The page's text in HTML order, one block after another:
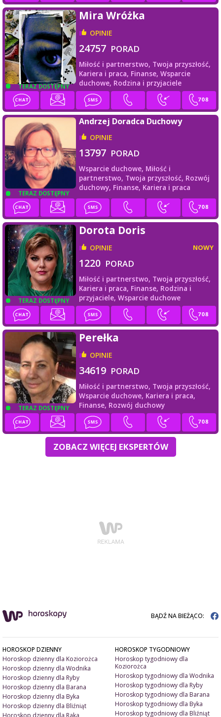
TERAZ DOSTĘPNY
Mira Wróżka
OPINIE
24757 PORAD
Miłość i partnerstwo, Twoja przyszłość,
Kariera i praca, Finanse, Wsparcie
duchowe, Rodzina i przyjaciele
TERAZ DOSTĘPNY
Andrzej Doradca Duchowy
OPINIE
13797 PORAD
Wsparcie duchowe, Miłość i
partnerstwo, Twoja przyszłość, Rozwój
duchowy, Finanse, Kariera i praca
TERAZ DOSTĘPNY
Dorota Doris
OPINIE NOWY
1220 PORAD
Miłość i partnerstwo, Twoja przyszłość,
Kariera i praca, Finanse, Rodzina i
przyjaciele, Wsparcie duchowe
TERAZ DOSTĘPNY
Perełka
OPINIE
34619 PORAD
Miłość i partnerstwo, Twoja przyszłość,
Wsparcie duchowe, Kariera i praca,
Finanse, Rozwój duchowy
ZOBACZ WIĘCEJ EKSPERTÓW
BĄDŹ NA BIEŻĄCO:
HOROSKOP DZIENNY
Horoskop dzienny dla Koziorożca
Horoskop dzienny dla Wodnika
Horoskop dzienny dla Ryby
Horoskop dzienny dla Barana
Horoskop dzienny dla Byka
Horoskop dzienny dla Bliźniąt
Horoskop dzienny dla Raka
HOROSKOP TYGODNIOWY
Horoskop tygodniowy dla
Koziorożca
Horoskop tygodniowy dla Wodnika
Horoskop tygodniowy dla Ryby
Horoskop tygodniowy dla Barana
Horoskop tygodniowy dla Byka
Horoskop tygodniowy dla Bliźniąt